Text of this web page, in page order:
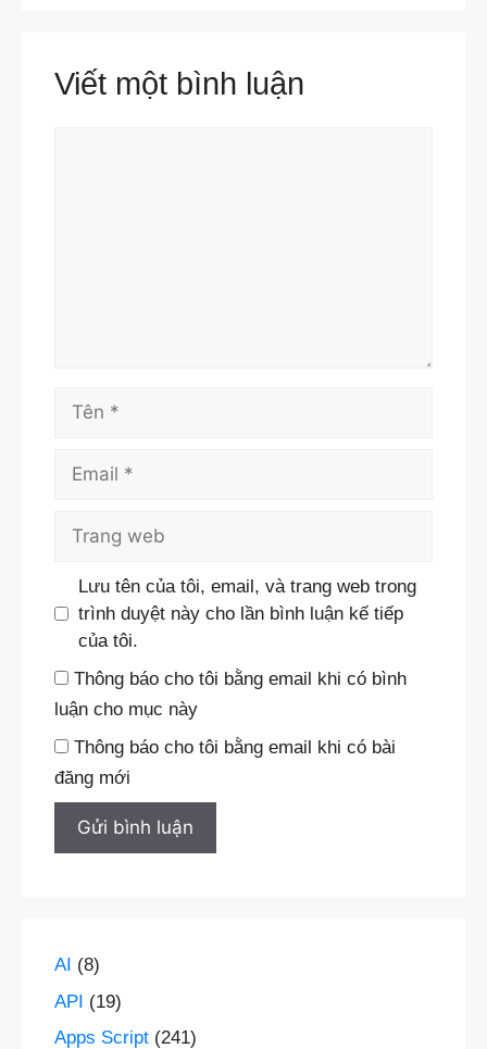
Viết một bình luận
Tên
Email
Trang
Lưu tên của tôi, email, và trang web trong
trình duyệt này cho lần bình luận kế tiếp
của tôi.
Thông báo cho tôi bằng email khi có bình
luận cho mục này
Thông báo cho tôi bằng email khi có bài
đăng mới
AI (8)
API (19)
Apps Script (241)